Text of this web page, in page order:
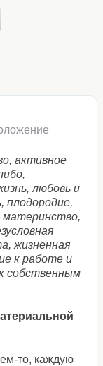
активное
любовь и
плодородие,
материнство,
жизненная
к работе и
собственным
то, каждую